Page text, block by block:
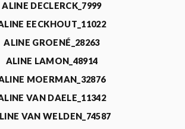
ALINE DECLERCK_7999
EECKHOUT_11022
ALINE GROENÉ_28263
ALINE LAMON_48914
MOERMAN_32876
VAN DAELE_11342
VAN WELDEN_74587